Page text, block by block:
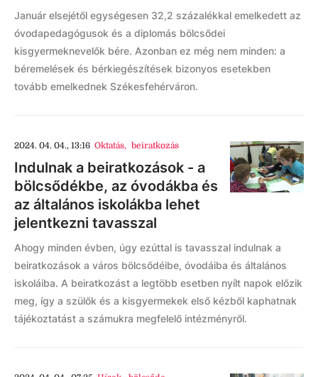
Január elsejétől egységesen 32,2 százalékkal emelkedett az
óvodapedagógusok és a diplomás bölcsődei
kisgyermeknevelők bére. Azonban ez még nem minden: a
béremelések és bérkiegészítések bizonyos esetekben
tovább emelkednek Székesfehérváron.
2024. 04. 04., 13:16 Oktatás, beiratkozás
Indulnak a beiratkozások - a
bölcsődékbe, az óvodákba és
az általános iskolákba lehet
jelentkezni tavasszal
Ahogy minden évben, úgy ezúttal is tavasszal indulnak a
beiratkozások a város bölcsődéibe, óvodáiba és általános
iskoláiba. A beiratkozást a legtöbb esetben nyílt napok előzik
meg, így a szülők és a kisgyermekek első kézből kaphatnak
tájékoztatást a számukra megfelelő intézményről.